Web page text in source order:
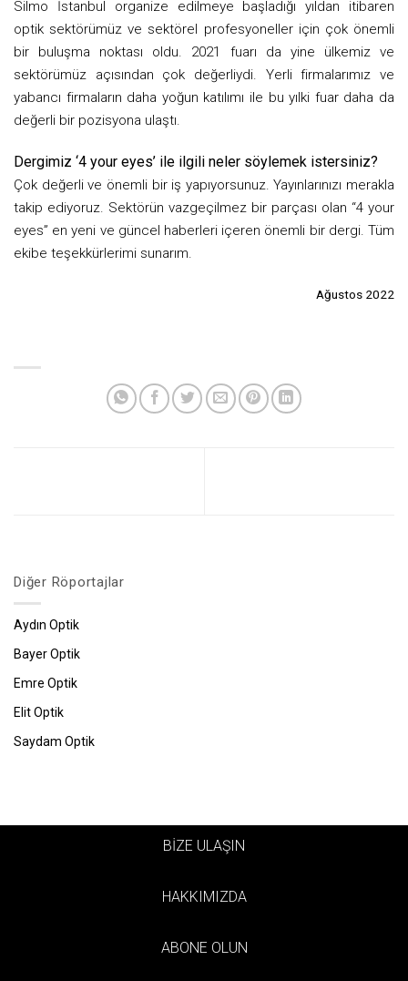
Silmo İstanbul organize edilmeye başladığı yıldan itibaren
optik sektörümüz ve sektörel profesyoneller için çok önemli
bir buluşma noktası oldu. 2021 fuarı da yine ülkemiz ve
sektörümüz açısından çok değerliydi. Yerli firmalarımız ve
yabancı firmaların daha yoğun katılımı ile bu yılki fuar daha da
değerli bir pozisyona ulaştı.
Dergimiz ‘4 your eyes’ ile ilgili neler söylemek istersiniz?
Çok değerli ve önemli bir iş yapıyorsunuz. Yayınlarınızı merakla
takip ediyoruz. Sektörün vazgeçilmez bir parçası olan “4 your
eyes” en yeni ve güncel haberleri içeren önemli bir dergi. Tüm
ekibe teşekkürlerimi sunarım.
Ağustos 2022
Diğer Röportajlar
Aydın Optik
Bayer Optik
Emre Optik
Elit Optik
Saydam Optik
BİZE ULAŞIN
HAKKIMIZDA
ABONE OLUN